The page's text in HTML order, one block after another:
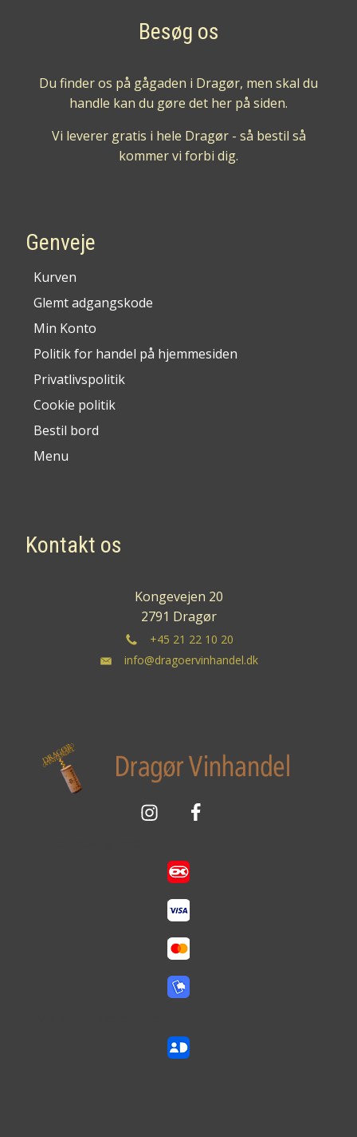
Besøg os
Du finder os på gågaden i Dragør, men skal du
handle kan du gøre det her på siden.
Vi leverer gratis i hele Dragør - så bestil så
kommer vi forbi dig.
Genveje
Kurven
Glemt adgangskode
Min Konto
Politik for handel på hjemmesiden
Privatlivspolitik
Cookie politik
Bestil bord
Menu
Kontakt os
Kongevejen 20
2791 Dragør
+45 21 22 10 20
info@dragoervinhandel.dk